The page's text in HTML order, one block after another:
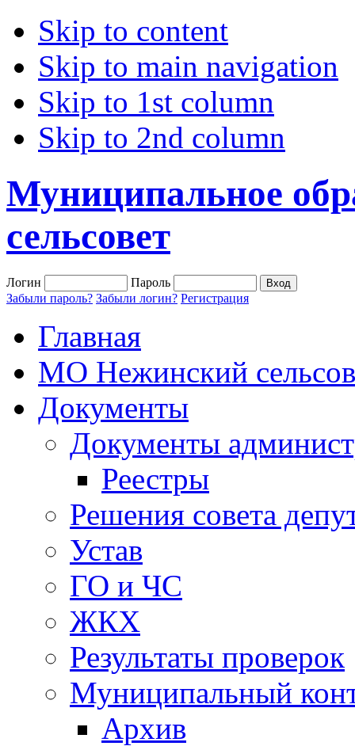
Skip to content
Skip to main navigation
Skip to 1st column
Skip to 2nd column
Муниципальное
сельсовет
Логин
Пароль
Забыли пароль? Забыли логин? Регистрация
Главная
МО Нежинский
Документы
Документы
Реестры
Решения совета
Устав
ГО и ЧС
ЖКХ
Результаты проверок
Муниципальный
Архив